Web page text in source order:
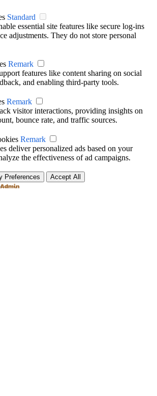
Standard
essential site features like secure log-ins
adjustments. They do not store personal
Remark
features like content sharing on social
and enabling third-party tools.
Remark
visitor interactions, providing insights on
bounce rate, and traffic sources.
Remark
deliver personalized ads based on your
the effectiveness of ad campaigns.
Preferences Accept All